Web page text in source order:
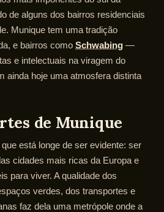
de alguns dos bairros residenciais
Munique tem uma tradição
e bairros como Schwabing —
e intelectuais na viragem do
hoje uma atmosfera distinta
de Munique
está longe de ser evidente: ser
cidades mais ricas da Europa e
para viver. A qualidade dos
verdes, dos transportes e
faz dela uma metrópole onde a